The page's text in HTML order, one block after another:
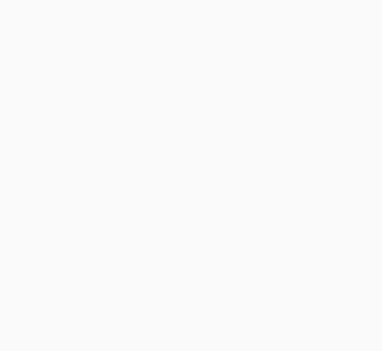
Découverte
d'artisans et